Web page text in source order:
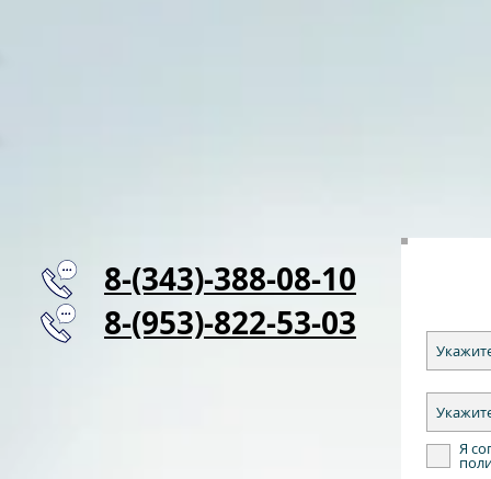
8-(343)-388-08-10
8-(953)-822-53-03
Я